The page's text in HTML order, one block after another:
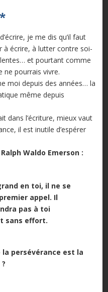
je me dis qu’il faut
à écrire, à lutter contre soi-
et pourtant comme
ne pourrais vivre.
moi depuis des années… la
même depuis
dans l’écriture, mieux vaut
il est inutile d’espérer
Ralph Waldo Emerson :
en toi, il ne se
appel. Il
pas à toi
sans effort.
la persévérance est la